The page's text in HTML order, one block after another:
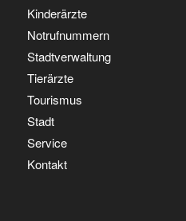
Kinderärzte
Notrufnummern
Stadtverwaltung
Tierärzte
Tourismus
Stadt
Service
Kontakt